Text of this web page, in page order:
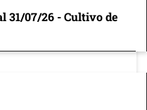
31/07/26 - Cultivo de